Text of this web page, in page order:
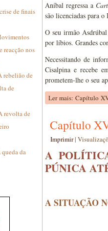
de finais
reacção nos
de
de
revolta de
da
Aníbal regressa a
são licenciadas para
O seu irmão
por líbios. Grandes
Necessitando de
Cisalpina e recebe
prometem-lhe o seu
Ler mais: Capítulo
Capítulo
Imprimir|
A
PÚNICA
A SITUAÇÃO